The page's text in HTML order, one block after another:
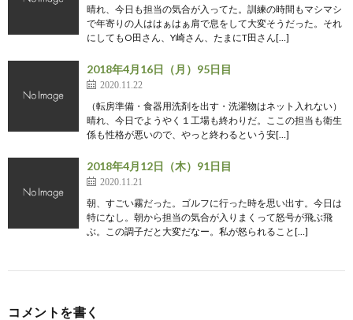
晴れ、今日も担当の気合が入ってた。訓練の時間もマシマシ
で年寄りの人ははぁはぁ肩で息をして大変そうだった。それ
にしてもO田さん、Y崎さん、たまにT田さん[…]
2018年4月16日（月）95日目
2020.11.22
（転房準備・食器用洗剤を出す・洗濯物はネット入れない）
晴れ、今日でようやく１工場も終わりだ。ここの担当も衛生
係も性格が悪いので、やっと終わるという安[…]
2018年4月12日（木）91日目
2020.11.21
朝、すごい霧だった。ゴルフに行った時を思い出す。今日は
特になし。朝から担当の気合が入りまくって怒号が飛ぶ飛
ぶ。この調子だと大変だなー。私が怒られること[…]
コメントを書く